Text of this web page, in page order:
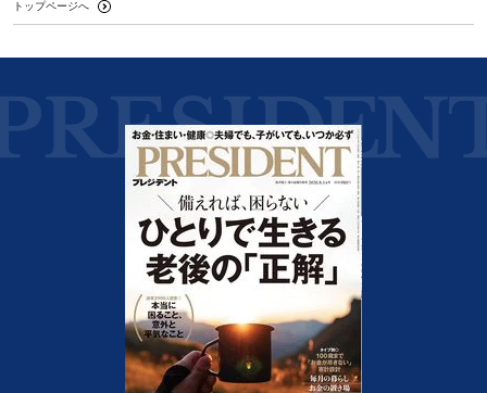
トップページへ